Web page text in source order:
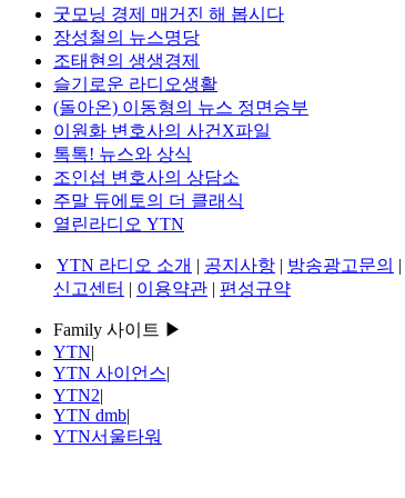
굿모닝 경제 매거진 해 봅시다
장성철의 뉴스명당
조태현의 생생경제
슬기로운 라디오생활
(돌아온) 이동형의 뉴스 정면승부
이원화 변호사의 사건X파일
톡톡! 뉴스와 상식
조인섭 변호사의 상담소
주말 듀에토의 더 클래식
열린라디오 YTN
YTN 라디오 소개 | 공지사항 | 방송광고문의 |
신고센터 | 이용약관 | 편성규약
Family 사이트 ▶
YTN|
YTN 사이언스|
YTN2|
YTN dmb|
YTN서울타워